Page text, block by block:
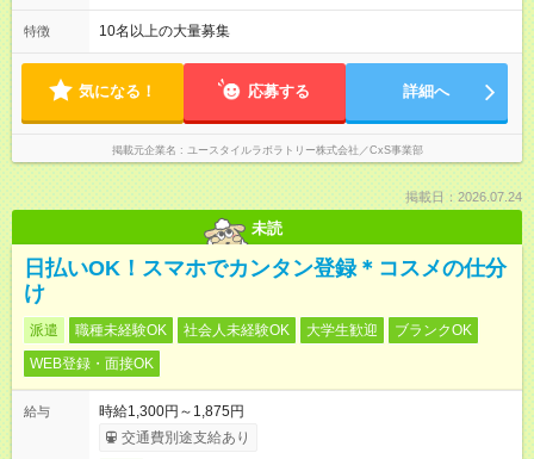
00の間で7.5時間勤務／休憩1時間 【夜勤】 17：00～翌10：00
の15時間勤務／休憩２時間 ※勤務時間は各施設のシフトによる
間程度）
特徴 10名以上の大量募集
気になる！ 応募する 詳細へ
掲載元企業名 ユースタイルラボラトリー株式会社／CxS事業部
掲載日：2026.07.24
未読
日払いOK！スマホでカンタン登録＊コスメの仕分
け
派遣 職種未経験OK 社会人未経験OK 大学生歓迎
ブランクOK
WEB登録・面接OK
給与
時給1,300円～1,875円
交通費別途支給あり